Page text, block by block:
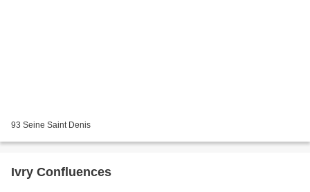
93 Seine Saint Denis
Ivry Confluences